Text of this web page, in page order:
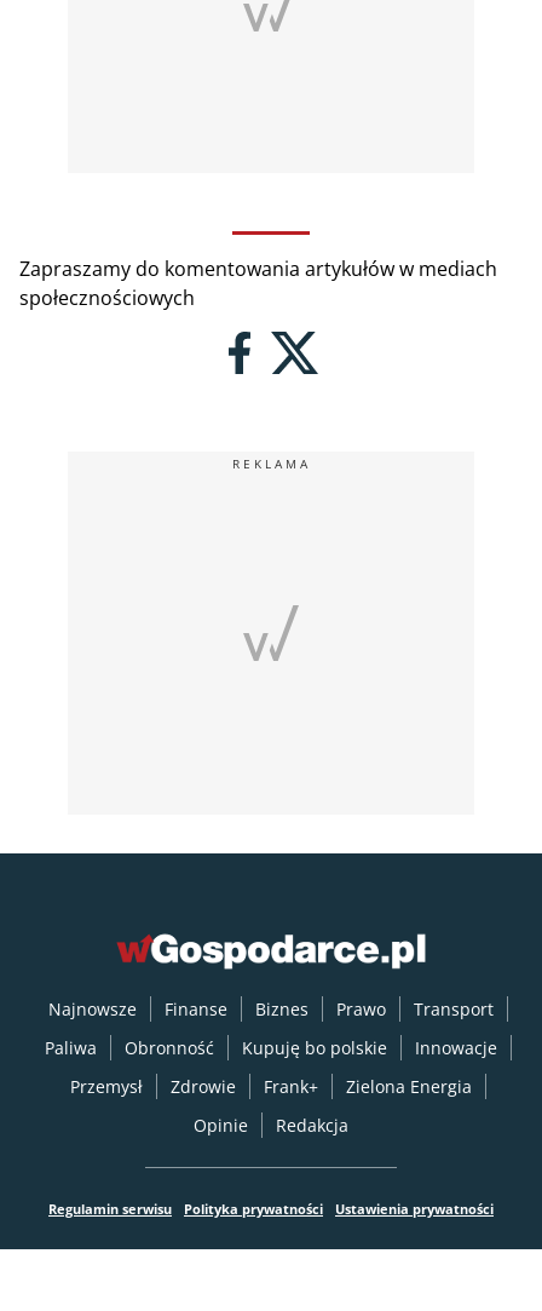
Zapraszamy do komentowania artykułów w mediach
społecznościowych
REKLAMA
Najnowsze Finanse Biznes Prawo
Transport
Paliwa
Obronność Kupuję bo polskie
Innowacje
Przemysł
Zdrowie Frank+
Zielona Energia
Opinie
Redakcja
Regulamin serwisu Polityka prywatności Ustawienia prywatności